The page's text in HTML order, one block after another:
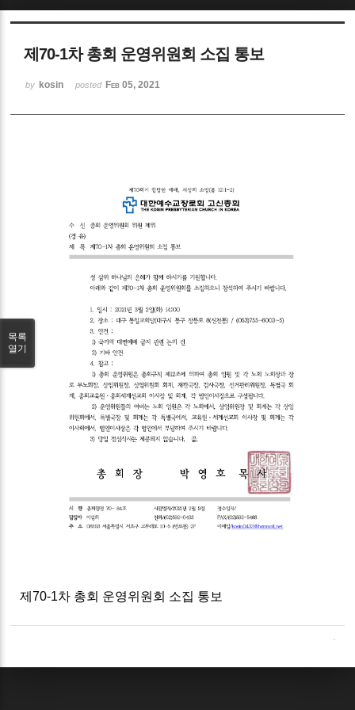
제70-1차 총회 운영위원회 소집 통보
by kosin posted Feb 05, 2021
제70-1차 총회 운영위원회 소집 통보
목록
열기
Sketchbook5, 스케치북5
Sketchbook5, 스케치북5